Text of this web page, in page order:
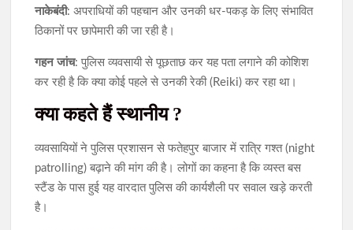
नाकेबंदी: अपराधियों की पहचान और उनकी धर-पकड़ के लिए संभावित
ठिकानों पर छापेमारी की जा रही है।
गहन जांच: पुलिस व्यवसायी से पूछताछ कर यह पता लगाने की कोशिश
कर रही है कि क्या कोई पहले से उनकी रेकी (Reiki) कर रहा था।
क्या कहते हैं स्थानीय ?
व्यवसायियों ने पुलिस प्रशासन से फतेहपुर बाजार में रात्रि गश्त (night
patrolling) बढ़ाने की मांग की है। लोगों का कहना है कि व्यस्त बस
स्टैंड के पास हुई यह वारदात पुलिस की कार्यशैली पर सवाल खड़े करती
है।